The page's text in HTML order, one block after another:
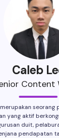
Caleb
Content
seorang
yang aktif
duit,
pendapatan